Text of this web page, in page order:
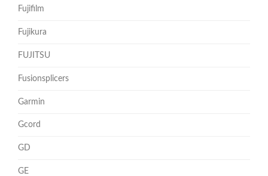
Fujifilm
Fujikura
FUJITSU
Fusionsplicers
Garmin
Gcord
GD
GE